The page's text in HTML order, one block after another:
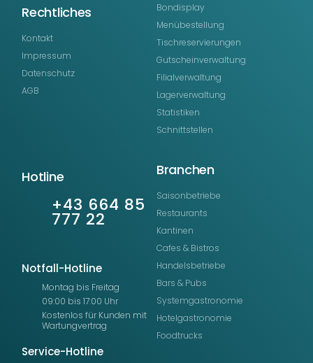
Rechtliches
Kontakt
Impressum
Datenschutz
AGB
Bondisplay
Menübestellung
Tischreservierungen
Gutscheinverwaltung
Filialverwaltung
Lagerverwaltung
Statistiken
Schnittstellen
Branchen
Saisonbetriebe
Restaurants
Kantinen
Cafes & Bistros
Handelsbetriebe
Bars & Pubs
Systemgastronomie
Hotelgastronomie
Foodtrucks
Hotline
+43 664 85
777 22
Notfall-Hotline
Montag bis Freitag
09:00 bis 17:00 Uhr
Kostenlos für Kunden mit
Wartungvertrag
Service-Hotline